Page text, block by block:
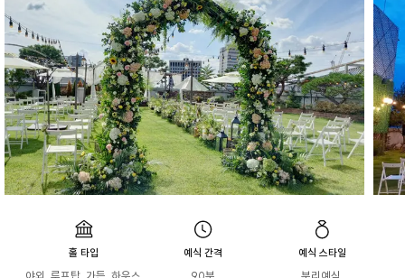
홀 타입 예식 간격 예식 스타일